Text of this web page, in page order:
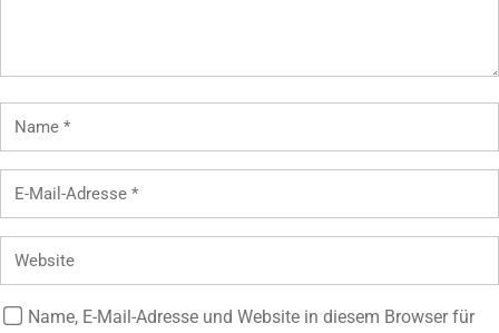
Name, E-Mail-Adresse und Website in diesem Browser für